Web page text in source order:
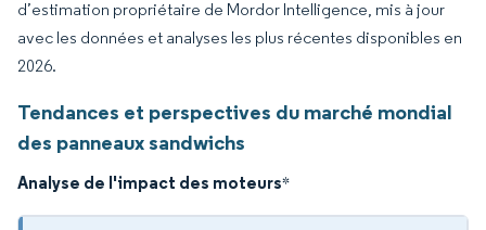
d’estimation propriétaire de Mordor Intelligence, mis à jour
avec les données et analyses les plus récentes disponibles en
2026.
Tendances et perspectives du marché mondial
des panneaux sandwichs
Analyse de l'impact des moteurs*